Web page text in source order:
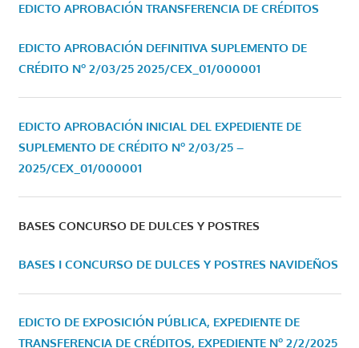
EDICTO APROBACIÓN TRANSFERENCIA DE CRÉDITOS
EDICTO APROBACIÓN DEFINITIVA SUPLEMENTO DE
CRÉDITO Nº 2/03/25 2025/CEX_01/000001
EDICTO APROBACIÓN INICIAL DEL EXPEDIENTE DE
SUPLEMENTO DE CRÉDITO Nº 2/03/25 –
2025/CEX_01/000001
BASES CONCURSO DE DULCES Y POSTRES
BASES I CONCURSO DE DULCES Y POSTRES NAVIDEÑOS
EDICTO DE EXPOSICIÓN PÚBLICA, EXPEDIENTE DE
TRANSFERENCIA DE CRÉDITOS, EXPEDIENTE Nº 2/2/2025